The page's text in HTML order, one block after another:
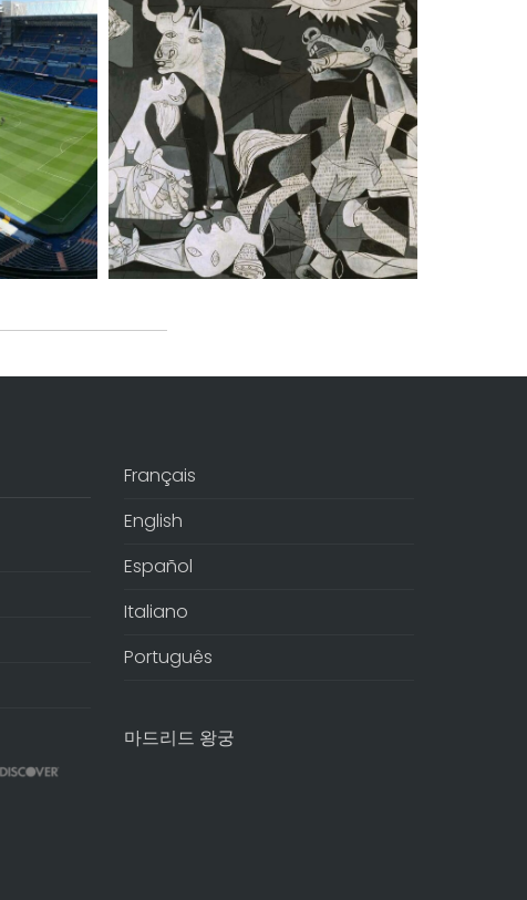
Français
English
Español
Italiano
Português
마드리드 왕궁